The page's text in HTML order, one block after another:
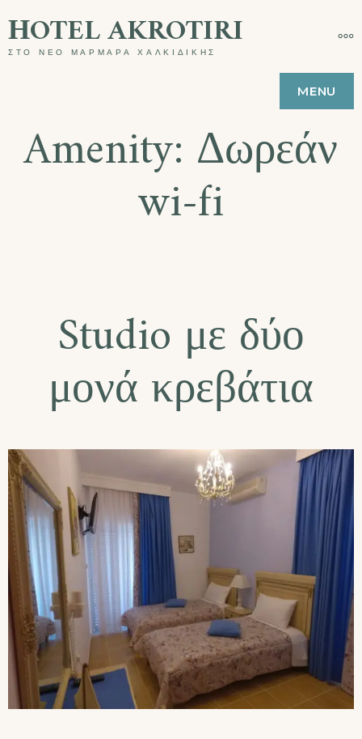
ΗOTEL AKROTIRI
ΣΤΟ ΝΕΟ ΜΑΡΜΑΡΑ ΧΑΛΚΙΔΙΚΗΣ
MENU
Amenity: Δωρεάν
wi-fi
Studio με δύο
μονά κρεβάτια